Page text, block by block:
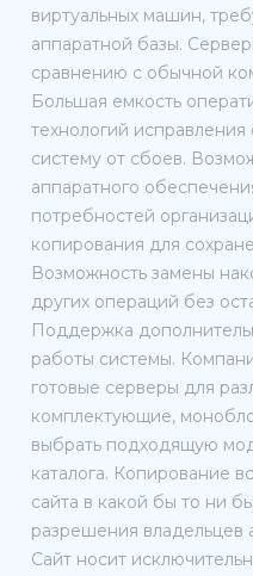
виртуальных машин,
аппаратной базы.
сравнению с обычной
Большая емкость
технологий
систему от сбоев.
аппаратного
потребностей
копирования для
Возможность замены
других операций без
Поддержка
работы системы.
готовые серверы для
комплектующие,
выбрать подходящую
каталога. Копирование
сайта в какой бы то ни
разрешения владельцев
Сайт носит